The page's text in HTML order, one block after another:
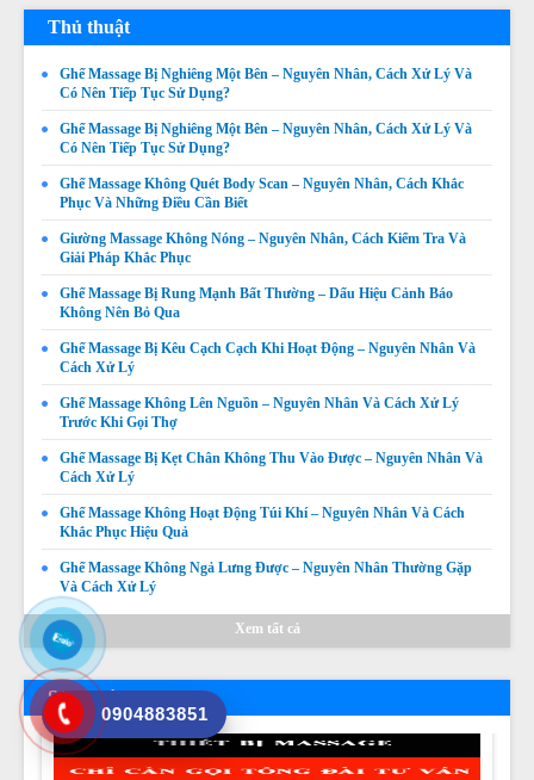
Thủ thuật
Ghế Massage Bị Nghiêng Một Bên – Nguyên Nhân, Cách Xử Lý Và
Có Nên Tiếp Tục Sử Dụng?
Ghế Massage Bị Nghiêng Một Bên – Nguyên Nhân, Cách Xử Lý Và
Có Nên Tiếp Tục Sử Dụng?
Ghế Massage Không Quét Body Scan – Nguyên Nhân, Cách Khắc
Phục Và Những Điều Cần Biết
Giường Massage Không Nóng – Nguyên Nhân, Cách Kiểm Tra Và
Giải Pháp Khắc Phục
Ghế Massage Bị Rung Mạnh Bất Thường – Dấu Hiệu Cảnh Báo
Không Nên Bỏ Qua
Ghế Massage Bị Kêu Cạch Cạch Khi Hoạt Động – Nguyên Nhân Và
Cách Xử Lý
Ghế Massage Không Lên Nguồn – Nguyên Nhân Và Cách Xử Lý
Trước Khi Gọi Thợ
Ghế Massage Bị Kẹt Chân Không Thu Vào Được – Nguyên Nhân Và
Cách Xử Lý
Ghế Massage Không Hoạt Động Túi Khí – Nguyên Nhân Và Cách
Khắc Phục Hiệu Quả
Ghế Massage Không Ngả Lưng Được – Nguyên Nhân Thường Gặp
Và Cách Xử Lý
Xem tất cả
Sản phẩm bán chạy
Ghế Massage Không Quét Body Được – Nguyên Nhân,
Dấu Hiệu Và Cách Khắc Phục
Chi tiết
0904883851